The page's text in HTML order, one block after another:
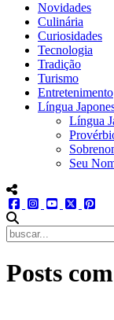
Novidades
Culinária
Curiosidades
Tecnologia
Tradição
Turismo
Entretenimento
Língua
Língua
Seu
menu redes social
facebookinstagram
youtube
twitter
Posts